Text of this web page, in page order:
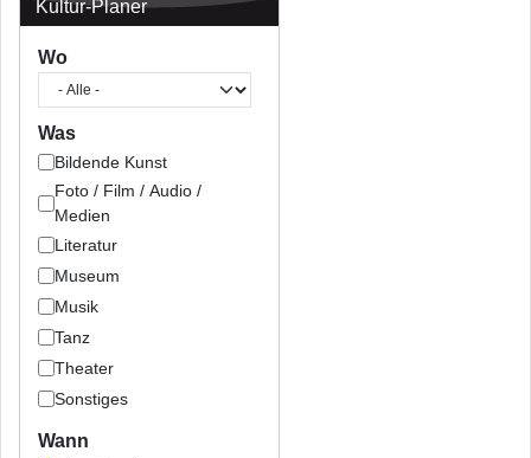
Kultur-Planer
Wo
Was
Bildende Kunst
Foto / Film / Audio /
Medien
Literatur
Museum
Musik
Tanz
Theater
Sonstiges
Wann